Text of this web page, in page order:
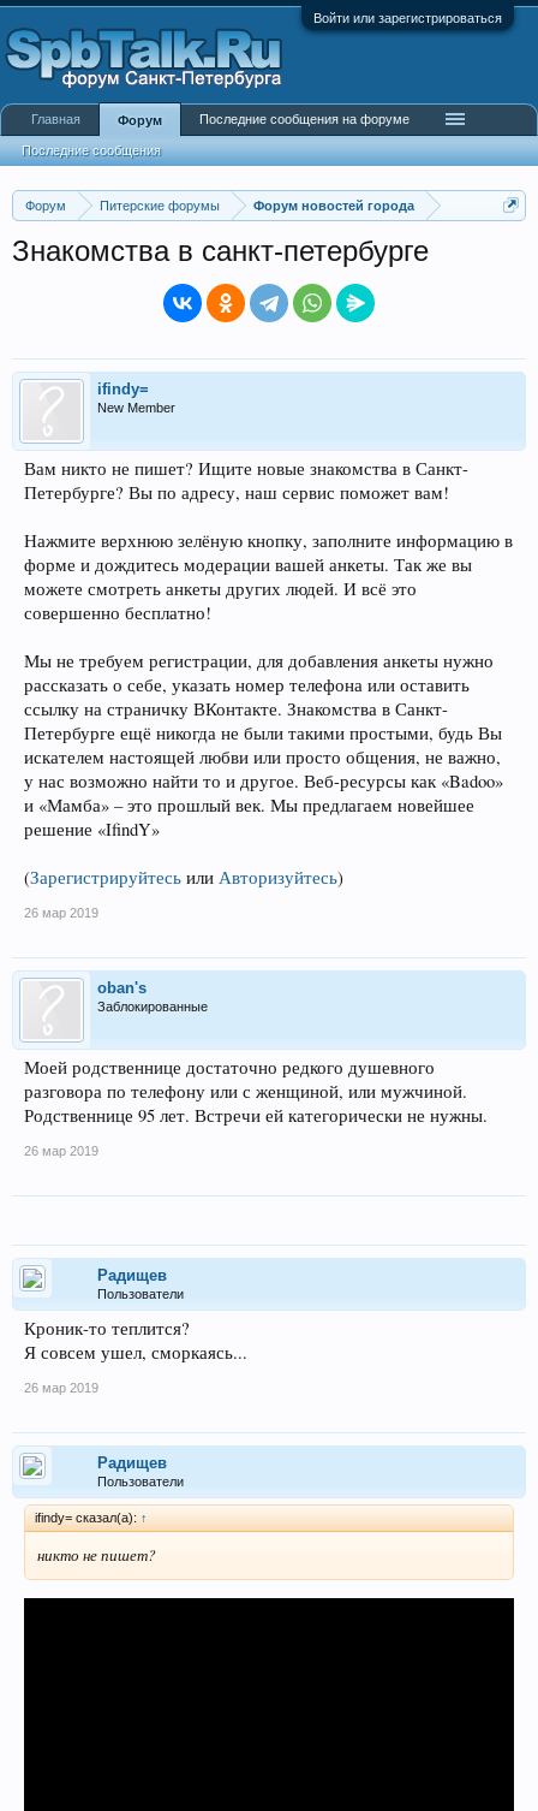
Войти или зарегистрироваться
Форум Питерские форумы Форум новостей города
Знакомства в санкт-петербурге
ifindy=
New Member
Вам никто не пишет? Ищите новые знакомства в Санкт-
Петербурге? Вы по адресу, наш сервис поможет вам!
Нажмите верхнюю зелёную кнопку, заполните информацию в
форме и дождитесь модерации вашей анкеты. Так же вы
можете смотреть анкеты других людей. И всё это
совершенно бесплатно!
Мы не требуем регистрации, для добавления анкеты нужно
рассказать о себе, указать номер телефона или оставить
ссылку на страничку ВКонтакте. Знакомства в Санкт-
Петербурге ещё никогда не были такими простыми, будь Вы
искателем настоящей любви или просто общения, не важно,
у нас возможно найти то и другое. Веб-ресурсы как «Badoo»
и «Мамба» – это прошлый век. Мы предлагаем новейшее
решение «IfindY»
(Зарегистрируйтесь или Авторизуйтесь)
26 мар 2019
oban's
Заблокированные
Моей родственнице достаточно редкого душевного
разговора по телефону или с женщиной, или мужчиной.
Родственнице 95 лет. Встречи ей категорически не нужны.
26 мар 2019
Радищев
Пользователи
Кроник-то теплится?
Я совсем ушел, сморкаясь...
26 мар 2019
Радищев
Пользователи
ifindy= сказал(а): ↑
никто не пишет?
Главная Форум
Последние сообщения
Последние сообщения на форуме